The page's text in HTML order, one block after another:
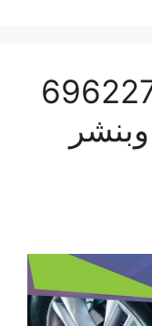
69622745